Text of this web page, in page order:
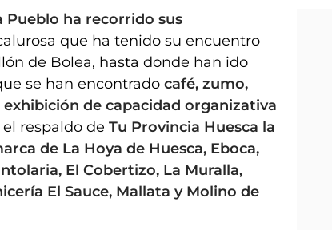
Pueblo ha recorrido sus
que ha tenido su encuentro
de Bolea, hasta donde han ido
se han encontrado café, zumo,
de capacidad organizativa
respaldo de Tu Provincia Huesca la
de La Hoya de Huesca, Eboca,
El Cobertizo, La Muralla,
El Sauce, Mallata y Molino de